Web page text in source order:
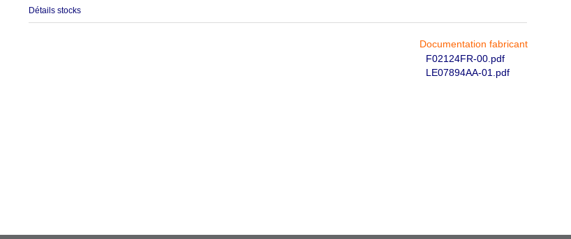
Détails stocks
Documentation fabricant
F02124FR-00.pdf
LE07894AA-01.pdf